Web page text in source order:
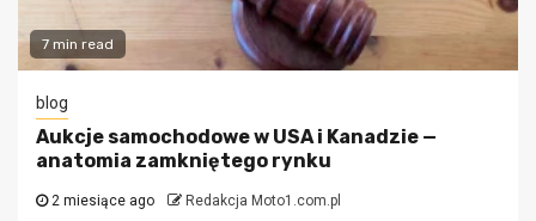
7 min read
blog
Aukcje samochodowe w USA i Kanadzie —
anatomia zamkniętego rynku
2 miesiące ago Redakcja Moto1.com.pl